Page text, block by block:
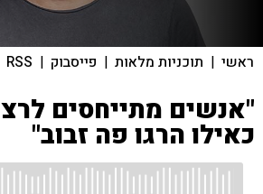
ראשי | תוכניות מלאות | פייסבוק |
RSS
"אנשים מתייחסים
כאילו הרגו פה זבוב"